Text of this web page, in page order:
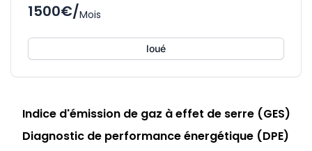
1500€/Mois
loué
Indice d'émission de gaz à effet de serre (GES)
Diagnostic de performance énergétique (DPE)